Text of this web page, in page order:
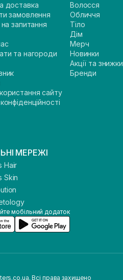
доставка
замовлення
на запитання
та нагороди
сайту
Волосся
Обличчя
Тіло
Дім
Мерч
Новинки
Акції та знижки
Бренди
МЕРЕЖІ
Hair
Skin
мобільний додаток
Всі права захищено